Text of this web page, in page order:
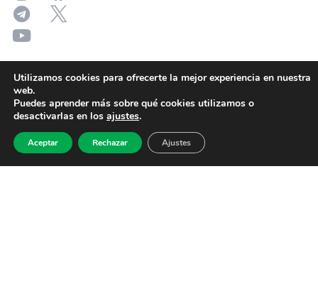
Utilizamos cookies para ofrecerte la mejor experiencia en nuestra
web.
Puedes aprender más sobre qué cookies utilizamos o
desactivarlas en los ajustes.
Aceptar Rechazar Ajustes